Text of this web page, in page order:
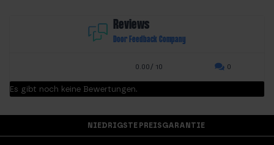
Reviews
Door Feedback Company
0.00/ 10 0
Es gibt noch keine Bewertungen.
NIEDRIGSTE PREISGARANTIE